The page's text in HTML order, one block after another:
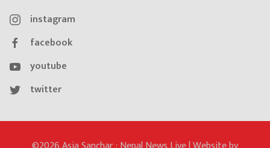
instagram
facebook
youtube
twitter